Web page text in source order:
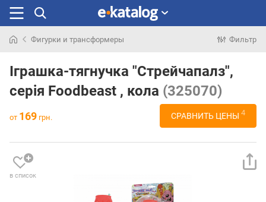
раньше
Фигурки и трансформеры Фильтр
Іграшка-тягнучка "Стрейчапалз",
серія Foodbeast , кола (325070)
от 169 грн. СРАВНИТЬ ЦЕНЫ 4
в список